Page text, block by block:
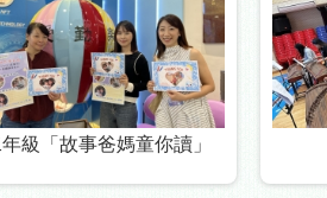
級「故事爸媽童你讀」